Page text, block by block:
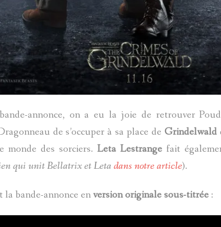
annonce, on a eu la joie de retrouver
de s’occuper à sa place de Grindelwald
monde des sorciers. Leta Lestrange fait
qui unit Bellatrix et Leta dans notre article).
bande-annonce enversion originale sous-titrée :